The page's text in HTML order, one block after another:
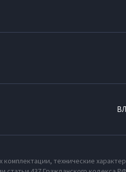
технические